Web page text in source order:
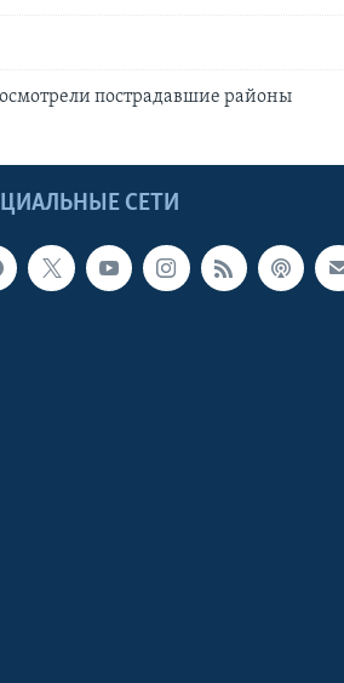
пострадавшие районы
СЕТИ